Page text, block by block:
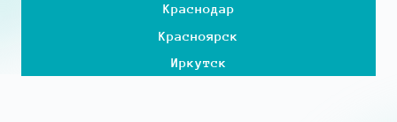
Краснодар
Красноярск
Иркутск